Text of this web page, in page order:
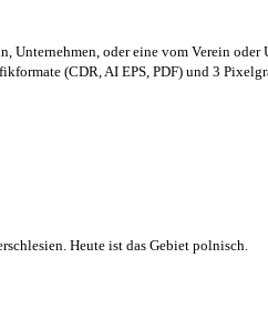
Unternehmen, oder eine vom Verein oder
(CDR, AI EPS, PDF) und 3
Heute ist das Gebiet polnisch.